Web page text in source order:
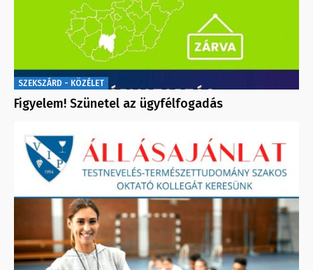
SZEKSZÁRD - KÖZÉLET
Figyelem! Szünetel az ügyfélfogadás